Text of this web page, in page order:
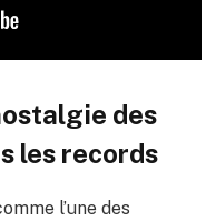
des
les records
l’une des